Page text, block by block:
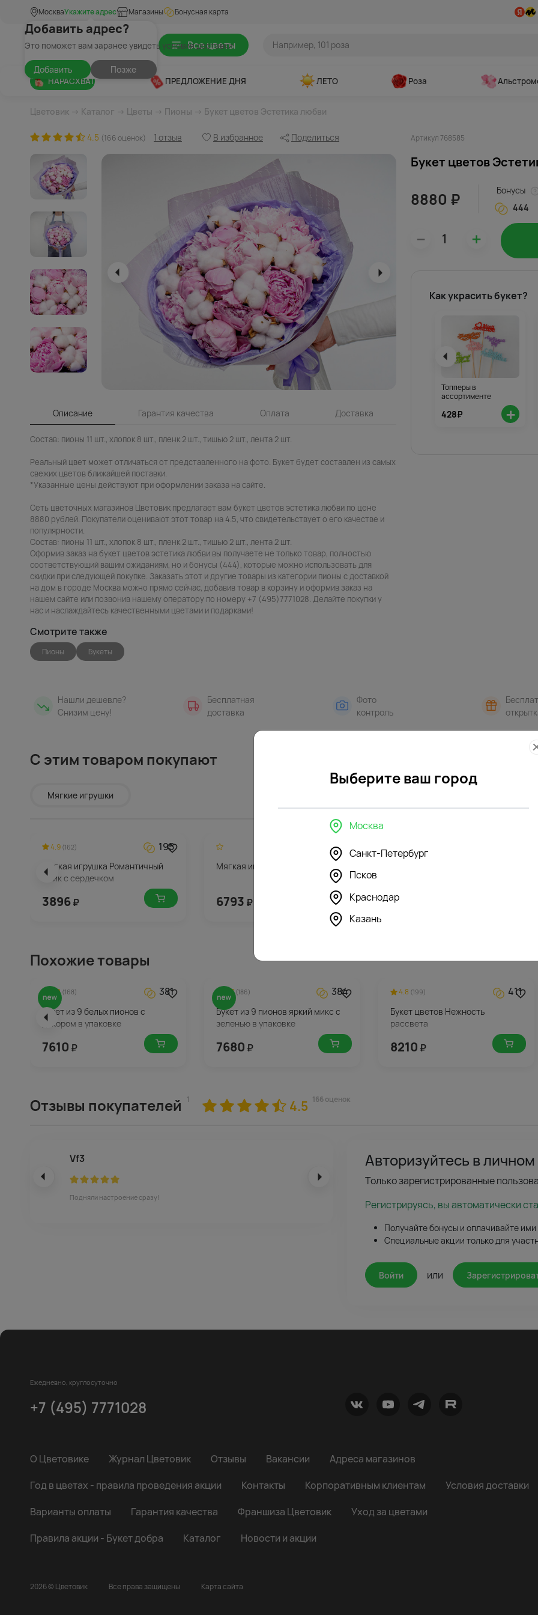
МоскваУкажите адрес
Добавить адрес?
Это поможет вам заранее увидеть условия доставки
Добавить Позже
Магазины Бонусная карта
Все цветы
НАРАСХВАТ ПРЕДЛОЖЕНИЕ ДНЯ ЛЕТО Роза
Цветовик → Каталог → Цветы → Пионы → Букет цветов Эстетика любви
4.5 (166 оценок) 1 отзыв В избранное Поделиться Артикул 768585
Описание Гарантия качества Оплата Доставка
Состав: пионы 11 шт., хлопок 8 шт., пленк 2 шт., тишью 2 шт., лента 2 шт.
Реальный цвет может отличаться от представленного на фото. Букет будет составлен из самых
свежих цветов ближайшей поставки.
*Указанные цены действуют при оформлении заказа на сайте.
Сеть цветочных магазинов Цветовик предлагает вам букет цветов эстетика любви по цене
8880 рублей. Покупатели оценивают этот товар на 4.5, что свидетельствует о его качестве и
популярности.
Состав: пионы 11 шт., хлопок 8 шт., пленк 2 шт., тишью 2 шт., лента 2 шт.
Оформив заказ на букет цветов эстетика любви вы получаете не только товар, полностью
соответствующий вашим ожиданиям, но и бонусы (444), которые можно использовать для
скидки при следующей покупке. Заказать этот и другие товары из категории пионы с доставкой
на дом в городе Москва можно прямо сейчас, добавив товар в корзину и оформив заказ на
нашем сайте или позвонив нашему оператору по номеру +7 (495)7771028. Делайте покупки у
нас и наслаждайтесь качественными цветами и подарками!
Букет цветов
8880 ₽
Бонусы
444
– +
Как украсить букет?
Топперы в
ассортименте
428₽ +
Смотрите также
Пионы Букеты
Нашли дешевле?
Снизим цену!
Бесплатная
доставка
Фото
контроль
С этим товаром покупают
Мягкие игрушки
4.9 (162) 195
Мягкая игрушка Романтичный
Ёжик с сердечком
3896₽
340
Мягкая игрушка Мишка Милаш
6793 ₽ 5912
Похожие товары
4.8(168) 381
Букет из 9 белых пионов с
декором в упаковке
7610 ₽
4.7(186) 384
Букет из 9 пионов яркий микс с
зеленью в упаковке
7680 ₽
4.8 (199) 411
Букет цветов Нежность
рассвета
8210 ₽
Отзывы покупателей 1 4.5 166 оценок
Vf3
Подняли настроение сразу!
Авторизуйтесь в
Только зарегистрированные
Регистрируясь, вы автоматически
Получайте бонусы и оплачивайте ими
Специальные акции только для
Войти или
Ежедневно, круглосуточно
+7 (495) 7771028
О Цветовике Журнал Цветовик Отзывы Вакансии
Адреса магазинов
Год в цветах - правила проведения акции
Контакты Корпоративным клиентам
Условия доставки
Варианты оплаты
Гарантия качества Франшиза Цветовик
Уход за цветами
Правила акции - Букет добра
Каталог Новости и акции
2026 © Цветовик Все права защищены Карта сайта
Выберите ваш город
Москва
Санкт-Петербург
Псков
Краснодар
Казань